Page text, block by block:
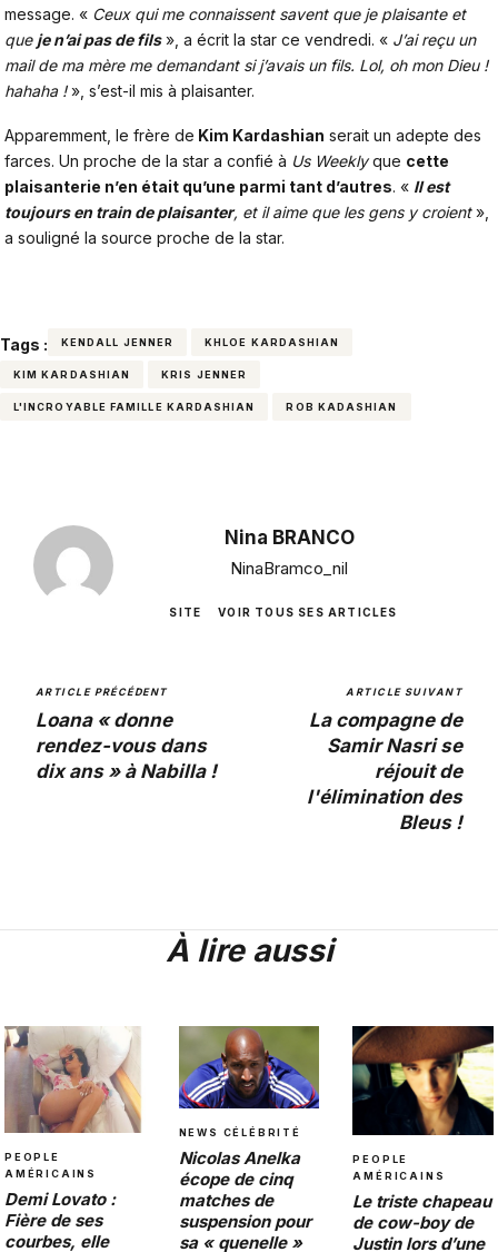
message. « Ceux qui me connaissent savent que je plaisante et
que je n’ai pas de fils», a écrit la star ce vendredi. « J’ai reçu un
mail de ma mère me demandant si j’avais un fils. Lol, oh mon Dieu !
hahaha !», s’est-il mis à plaisanter.
Apparemment, le frère de Kim Kardashian serait un adepte des
farces. Un proche de la star a confié à Us Weeklyque cette
plaisanterie n’en était qu’une parmi tant d’autres. « Il est
toujours en train de plaisanter, et il aime que les gens y croient»,
a souligné la source proche de la star.
Tags : KENDALL JENNER KHLOE KARDASHIAN
KIM KARDASHIAN KRIS JENNER
L'INCROYABLE FAMILLE KARDASHIAN ROB KADASHIAN
Nina BRANCO
NinaBramco_nil
SITE VOIR TOUS SES ARTICLES
ARTICLE PRÉCÉDENT
Loana « donne
rendez-vous dans
dix ans » à Nabilla !
ARTICLE SUIVANT
La compagne de
Samir Nasri se
réjouit de
l'élimination des
Bleus !
À lire aussi
PEOPLE
AMÉRICAINS
Demi Lovato :
Fière de ses
courbes, elle
NEWS CÉLÉBRITÉ
Nicolas Anelka
écope de cinq
matches de
suspension pour
sa « quenelle »
PEOPLE
AMÉRICAINS
Le triste chapeau
de cow-boy de
Justin lors d’une